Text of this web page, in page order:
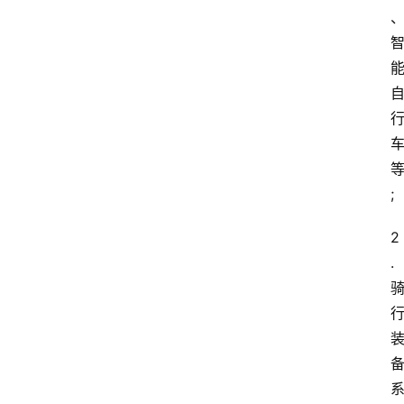
、
智
能
自
行
车
等
;
2
.
骑
行
装
备
系